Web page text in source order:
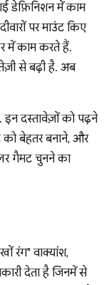
डेफ़िनिशन में काम
पर माउंट किए
में काम करते हैं.
से बढ़ी है. अब
दस्तावेज़ों को पढ़ने
को बेहतर बनाने, और
गैमट चुनने का
रंग" वाक्यांश,
देता है जिनमें से